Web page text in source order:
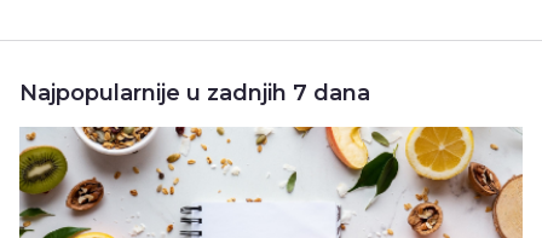
Najpopularnije u zadnjih 7 dana